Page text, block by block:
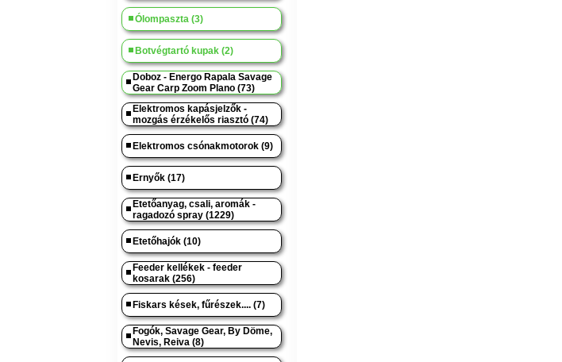
Ólompaszta (3)
Botvégtartó kupak (2)
Doboz - Energo Rapala Savage
Gear Carp Zoom Plano (73)
Elektromos kapásjelzők -
mozgás érzékelős riasztó (74)
Elektromos csónakmotorok (9)
Ernyők (17)
Etetőanyag, csali, aromák -
ragadozó spray (1229)
Etetőhajók (10)
Feeder kellékek - feeder
kosarak (256)
Fiskars kések, fűrészek.... (7)
Fogók, Savage Gear, By Döme,
Nevis, Reiva (8)